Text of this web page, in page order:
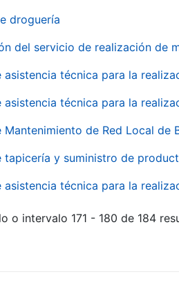
droguería
del servicio de realización de
asistencia técnica para la
asistencia técnica para la
Mantenimiento de Red Local de
tapicería y suministro de
asistencia técnica para la
o intervalo 171 - 180 de 184